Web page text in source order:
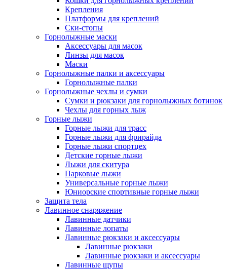
Крепления
Платформы для креплений
Ски-стопы
Горнолыжные маски
Аксессуары для масок
Линзы для масок
Маски
Горнолыжные палки и аксессуары
Горнолыжные палки
Горнолыжные чехлы и сумки
Сумки и рюкзаки для горнолыжных ботинок
Чехлы для горных лыж
Горные лыжи
Горные лыжи для трасс
Горные лыжи для фрирайда
Горные лыжи спортцех
Детские горные лыжи
Лыжи для скитура
Парковые лыжи
Универсальные горные лыжи
Юниорские спортивные горные лыжи
Защита тела
Лавинное снаряжение
Лавинные датчики
Лавинные лопаты
Лавинные рюкзаки и аксессуары
Лавинные рюкзаки
Лавинные рюкзаки и аксессуары
Лавинные щупы